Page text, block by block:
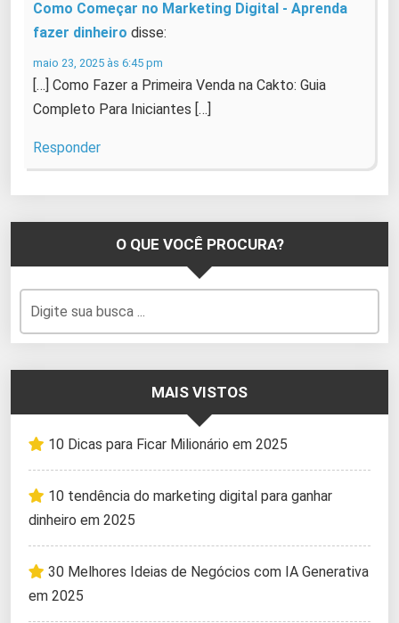
Como Começar no Marketing Digital - Aprenda
fazer dinheiro disse:
maio 23, 2025 às 6:45 pm
[…] Como Fazer a Primeira Venda na Cakto: Guia
Completo Para Iniciantes […]
Responder
O QUE VOCÊ PROCURA?
MAIS VISTOS
10 Dicas para Ficar Milionário em 2025
10 tendência do marketing digital para ganhar
dinheiro em 2025
30 Melhores Ideias de Negócios com IA Generativa
em 2025